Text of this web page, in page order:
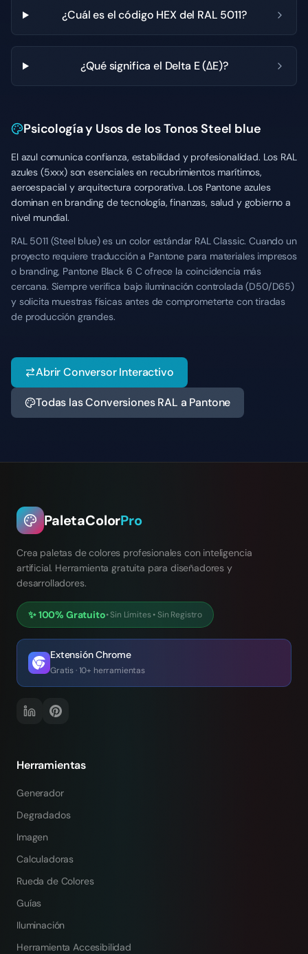
¿Cuál es el código HEX del RAL 5011?
¿Qué significa el Delta E (ΔE)?
Psicología y Usos de los Tonos Steel blue
El azul comunica confianza, estabilidad y profesionalidad. Los RAL
azules (5xxx) son esenciales en recubrimientos marítimos,
aeroespacial y arquitectura corporativa. Los Pantone azules
dominan en branding de tecnología, finanzas, salud y gobierno a
nivel mundial.
RAL 5011 (Steel blue) es un color estándar RAL Classic. Cuando un
proyecto requiere traducción a Pantone para materiales impresos
o branding, Pantone Black 6 C ofrece la coincidencia más
cercana. Siempre verifica bajo iluminación controlada (D50/D65)
y solicita muestras físicas antes de comprometerte con tiradas
de producción grandes.
Abrir Conversor Interactivo
Todas las Conversiones RAL a Pantone
PaletaColorPro
Crea paletas de colores profesionales con inteligencia
artificial. Herramienta gratuita para diseñadores y
desarrolladores.
✨100% Gratuito•Sin Límites• Sin Registro
Extensión Chrome
Gratis · 10+ herramientas
Herramientas
Generador
Degradados
Imagen
Calculadoras
Rueda de Colores
Guías
Iluminación
Herramienta Accesibilidad